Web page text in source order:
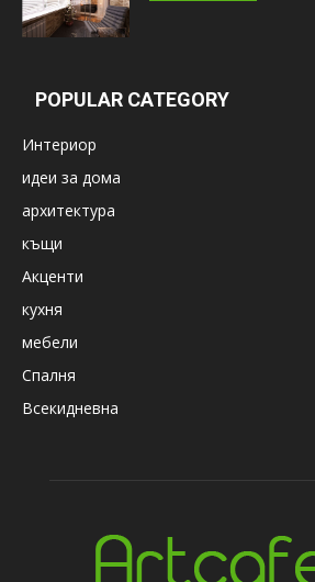
POPULAR CATEGORY
Интериор
идеи за дома
архитектура
къщи
Акценти
кухня
мебели
Спалня
Всекидневна